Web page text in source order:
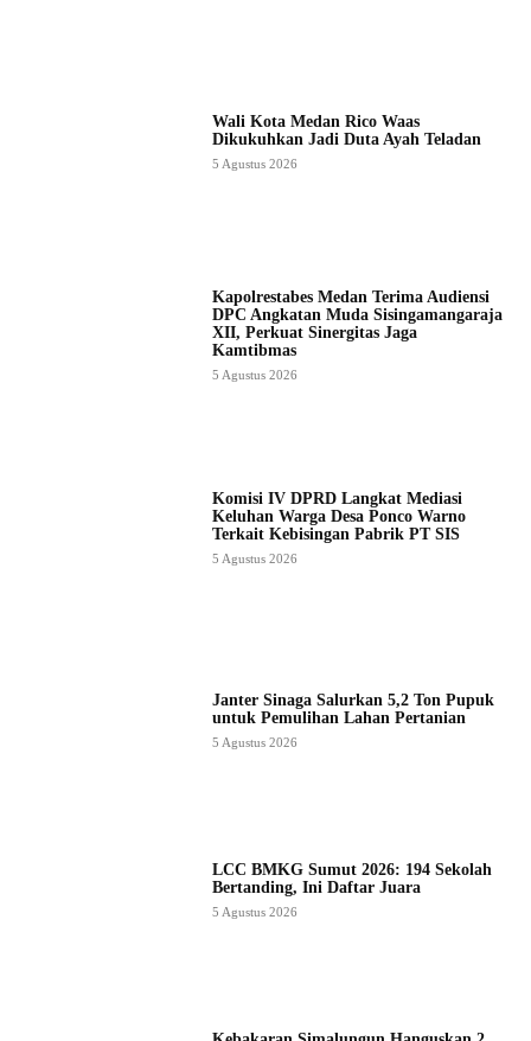
Wali Kota Medan Rico Waas
Dikukuhkan Jadi Duta Ayah Teladan
5 Agustus 2026
Kapolrestabes Medan Terima Audiensi
DPC Angkatan Muda Sisingamangaraja
XII, Perkuat Sinergitas Jaga
Kamtibmas
5 Agustus 2026
Komisi IV DPRD Langkat Mediasi
Keluhan Warga Desa Ponco Warno
Terkait Kebisingan Pabrik PT SIS
5 Agustus 2026
Janter Sinaga Salurkan 5,2 Ton Pupuk
untuk Pemulihan Lahan Pertanian
5 Agustus 2026
LCC BMKG Sumut 2026: 194 Sekolah
Bertanding, Ini Daftar Juara
5 Agustus 2026